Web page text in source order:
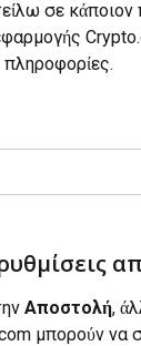
σε κάποιον
Αποστολή,
μπορούν να